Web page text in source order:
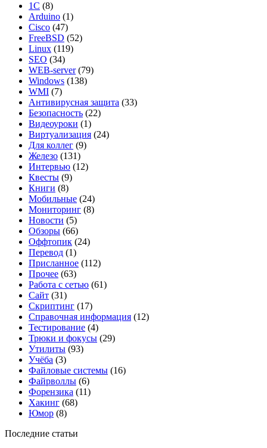
1С (8)
Arduino (1)
Cisco (47)
FreeBSD (52)
Linux (119)
SEO (34)
WEB-server(79)
Windows (138)
WMI (7)
Антивирусная защита (33)
Безопасность (22)
Видеоуроки (1)
Виртуализация (24)
Для коллег (9)
Железо (131)
Интервью (12)
Квесты (9)
Книги (8)
Мобильные (24)
Мониторинг (8)
Новости (5)
Обзоры (66)
Оффтопик (24)
Перевод (1)
Присланное (112)
Прочее (63)
Работа с сетью (61)
Сайт (31)
Скриптинг (17)
Справочная информация (12)
Тестирование (4)
Трюки и фокусы (29)
Утилиты (93)
Учёба (3)
Файловые системы (16)
Файрволлы (6)
Форензика (11)
Хакинг (68)
Юмор (8)
Последние статьи